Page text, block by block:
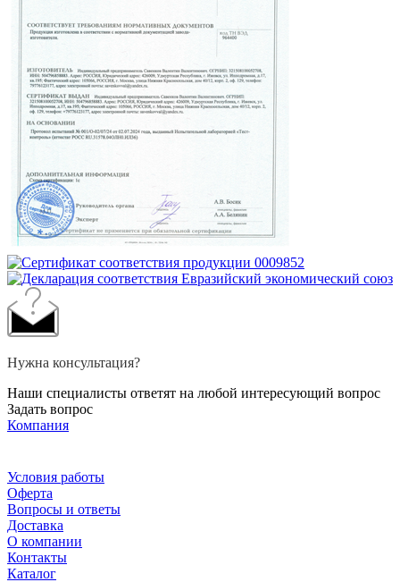
Нужна консультация?
Наши специалисты ответят на любой интересующий вопрос
Задать вопрос
Компания
Условия работы
Оферта
Вопросы и ответы
Доставка
О компании
Контакты
Каталог